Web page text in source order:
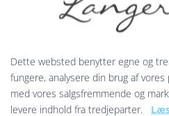
Stjernetegnet
personer født d. 22/
er social, nysgerrig
åbenmundet...
Dette websted benytter egne og
fungere, analysere din brug af
med vores salgsfremmende og
levere indhold fra tredjeparter.